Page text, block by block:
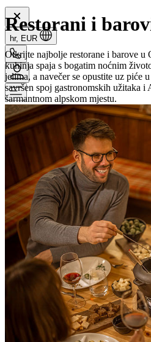
hr, EUR
Restorani i
Otkrijte najbolje restorane i barove u
kuhinja spaja s bogatim noćnim
jelima, a navečer se opustite uz piće
savršen spoj gastronomskih užitaka i
šarmantnom alpskom mjestu.